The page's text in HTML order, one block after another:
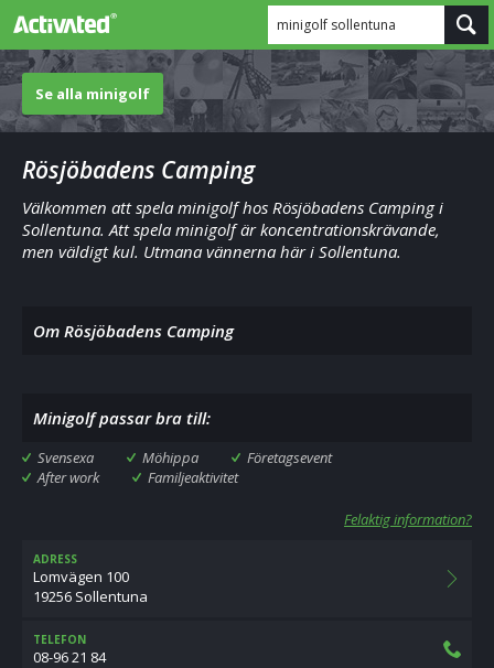
minigolf sollentuna
Se alla minigolf
Rösjöbadens Camping
Välkommen att spela minigolf hos Rösjöbadens Camping i
Sollentuna. Att spela minigolf är koncentrationskrävande,
men väldigt kul. Utmana vännerna här i Sollentuna.
Om Rösjöbadens Camping
Minigolf passar bra till:
Svensexa Möhippa
Företagsevent
After work
Familjeaktivitet
Felaktig information?
ADRESS
Lomvägen 100
19256 Sollentuna
TELEFON
08-96 21 84